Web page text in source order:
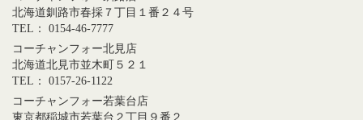
北海道釧路市春採７丁目１番２４号
TEL： 0154-46-7777
コーチャンフォー北見店
北海道北見市並木町５２１
TEL： 0157-26-1122
コーチャンフォー若葉台店
東京都稲城市若葉台２丁目９番２